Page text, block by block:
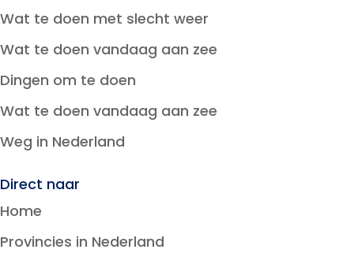
Wat te doen met slecht weer
Wat te doen vandaag aan zee
Dingen om te doen
Wat te doen vandaag aan zee
Weg in Nederland
Direct naar
Home
Provincies in Nederland